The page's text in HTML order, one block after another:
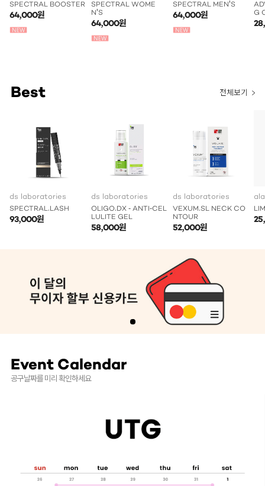
SPECTRAL BOOSTER
64,000원
SPECTRAL WOME
N'S
64,000원
SPECTRAL MEN'S
64,000원
G
Best 전체보기
ds laboratories
SPECTRAL.LASH
93,000원
ds laboratories
OLIGO.DX - ANTI-CEL
LULITE GEL
58,000원
ds laboratories
VEXUM.SL NECK CO
NTOUR
52,000원
Event Calendar
공구날짜를 미리 확인하세요